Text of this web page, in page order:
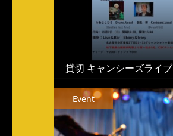
貸切 キャンシーズライブ
Event